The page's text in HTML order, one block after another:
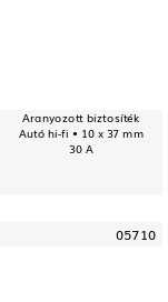
Aranyozott biztosíték
Autó hi-fi • 10 x 37 mm
30 A
05710